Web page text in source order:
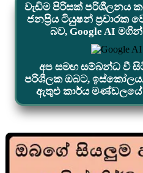
වැඩිම පිරිසක් පරිශීලනය
ජනප්‍රිය ටියුෂන් ප්‍රචාරක
බව, Google AI
අප සමඟ සම්බන්ධ වී
පරිශීලක ඔබට,
ඇතුළු කාර්ය මණ්ඩලයේ